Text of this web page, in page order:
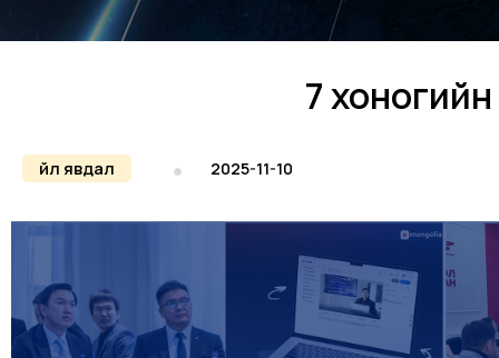
7
Үйл явдал 2025-11-10